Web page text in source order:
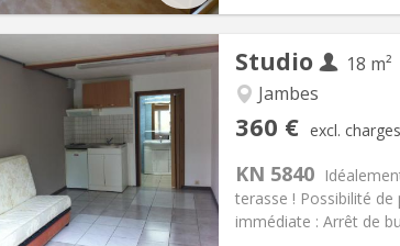
Studio
18 m²
Jambes
360 € excl. charges
KN 5840
terasse ! Possibilité
immédiate : Arrêt de
Info
€
60 €
12 months
With conditions
Arrangement
Bathroom:Private
Surface:18 m2